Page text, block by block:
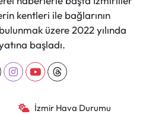
kentleri ile bağlarının
üzere 2022 yılında
başladı.
İzmir Hava Durumu